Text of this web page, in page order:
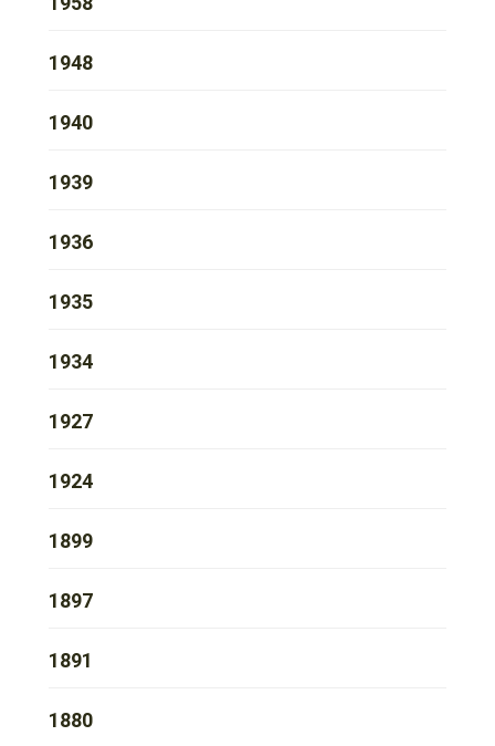
1948
1940
1939
1936
1935
1934
1927
1924
1899
1897
1891
1880